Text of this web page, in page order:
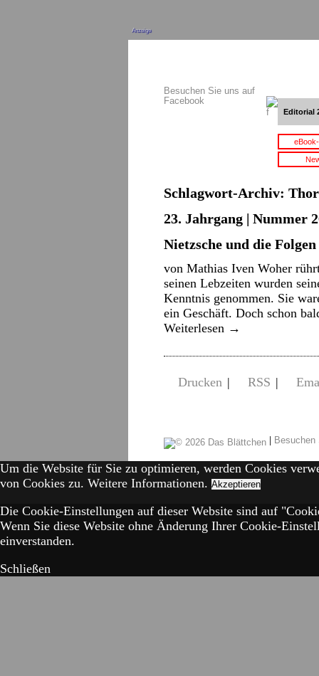
Anzeige
Besuchen Sie uns auf
Facebook
Editorial
Schlagwort-Archiv:
23. Jahrgang | Nummer
Nietzsche und die Folgen
von Mathias Iven Woher
seinen Lebzeiten wurden
Kenntnis genommen. Sie
ein Geschäft. Doch schon
Weiterlesen →
Drucken | RSS |
|
Um die Website für Sie zu optimieren, werden Cookies
von Cookies zu. Weitere Informationen. Akzeptieren
Die Cookie-Einstellungen auf dieser Website sind auf
Wenn Sie diese Website ohne Änderung Ihrer Cookie-
einverstanden.
Schließen